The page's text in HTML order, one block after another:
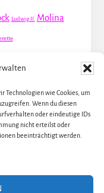
Technologien wie Cookies, um
Wenn du diesen
oder eindeutige IDs
nicht erteilst oder
beeinträchtigt werden.
Ludwig II. Molina
Übersetzung